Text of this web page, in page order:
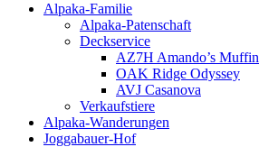
Alpaka-Familie
Alpaka-Patenschaft
Deckservice
AZ7H Amando’s Muffin
OAK Ridge Odyssey
AVJ Casanova
Verkaufstiere
Alpaka-Wanderungen
Joggabauer-Hof